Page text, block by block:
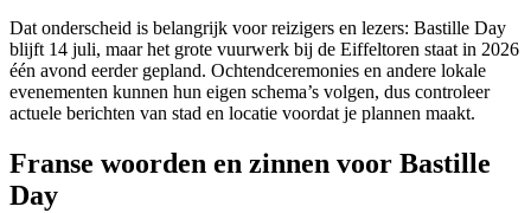
Dat onderscheid is belangrijk voor reizigers en lezers: Bastille Day
blijft 14 juli, maar het grote vuurwerk bij de Eiffeltoren staat in 2026
één avond eerder gepland. Ochtendceremonies en andere lokale
evenementen kunnen hun eigen schema’s volgen, dus controleer
actuele berichten van stad en locatie voordat je plannen maakt.
Franse woorden en zinnen voor Bastille
Day